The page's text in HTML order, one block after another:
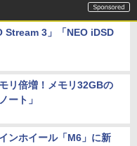
Stream 3」「NEO iDSD
リ倍増！メモリ32GBの
ート」
ンホイール「M6」に新